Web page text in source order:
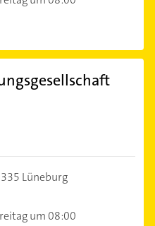
Lüneburg
um 08:00